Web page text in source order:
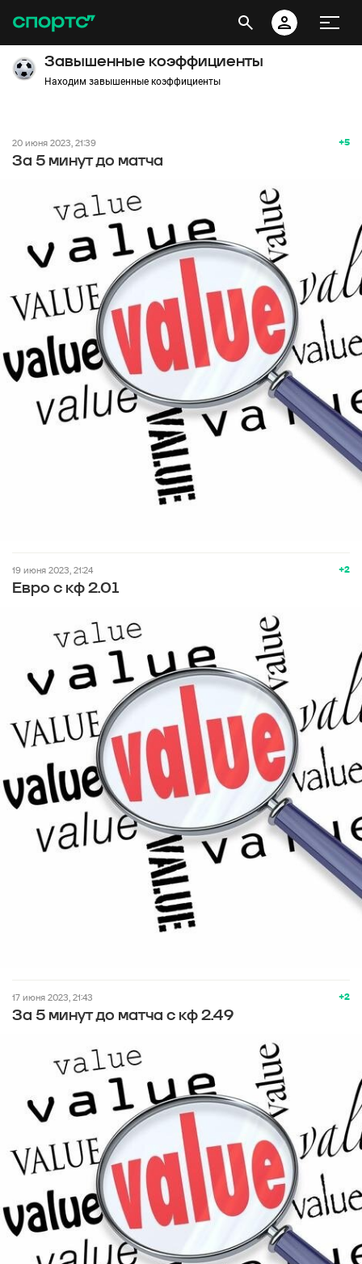
Завышенные коэффициенты
Находим завышенные коэффициенты
+5
20 июня 2023, 21:39
За 5 минут до матча
+2
19 июня 2023, 21:24
Евро с кф 2.01
+2
17 июня 2023, 21:43
За 5 минут до матча с кф 2.49